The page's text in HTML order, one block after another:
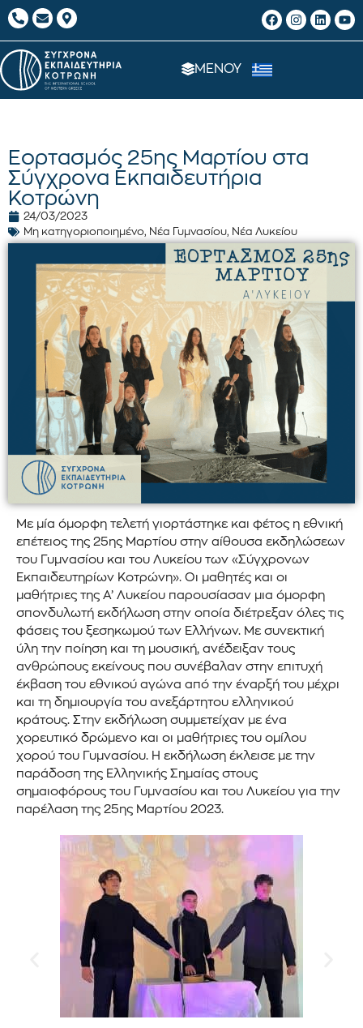
ΜΕΝΟΥ
Εορτασμός 25ης Μαρτίου στα
Σύγχρονα Εκπαιδευτήρια
Κοτρώνη
24/03/2023
Μη κατηγοριοποιημένο, Νέα Γυμνασίου, Νέα Λυκείου
Με μία όμορφη τελετή γιορτάστηκε και φέτος η εθνική
επέτειος της 25ης Μαρτίου στην αίθουσα εκδηλώσεων
του Γυμνασίου και του Λυκείου των «Σύγχρονων
Εκπαιδευτηρίων Κοτρώνη». Οι μαθητές και οι
μαθήτριες της Α’ Λυκείου παρουσίασαν μια όμορφη
σπονδυλωτή εκδήλωση στην οποία διέτρεξαν όλες τις
φάσεις του ξεσηκωμού των Ελλήνων. Με συνεκτική
ύλη την ποίηση και τη μουσική, ανέδειξαν τους
ανθρώπους εκείνους που συνέβαλαν στην επιτυχή
έκβαση του εθνικού αγώνα από την έναρξή του μέχρι
και τη δημιουργία του ανεξάρτητου ελληνικού
κράτους. Στην εκδήλωση συμμετείχαν με ένα
χορευτικό δρώμενο και οι μαθήτριες του ομίλου
χορού του Γυμνασίου. Η εκδήλωση έκλεισε με την
παράδοση της Ελληνικής Σημαίας στους
σημαιοφόρους του Γυμνασίου και του Λυκείου για την
παρέλαση της 25ης Μαρτίου 2023.